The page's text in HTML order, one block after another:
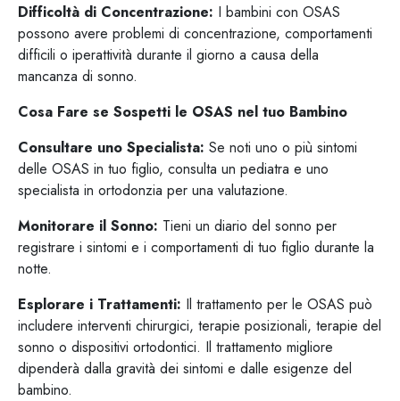
Difficoltà di Concentrazione: I bambini con OSAS
possono avere problemi di concentrazione, comportamenti
difficili o iperattività durante il giorno a causa della
mancanza di sonno.
Cosa Fare se Sospetti le OSAS nel tuo Bambino
Consultare uno Specialista: Se noti uno o più sintomi
delle OSAS in tuo figlio, consulta un pediatra e uno
specialista in ortodonzia per una valutazione.
Monitorare il Sonno: Tieni un diario del sonno per
registrare i sintomi e i comportamenti di tuo figlio durante la
notte.
Esplorare i Trattamenti: Il trattamento per le OSAS può
includere interventi chirurgici, terapie posizionali, terapie del
sonno o dispositivi ortodontici. Il trattamento migliore
dipenderà dalla gravità dei sintomi e dalle esigenze del
bambino.